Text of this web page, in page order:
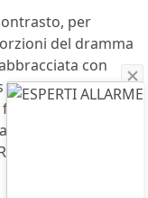
per
del dramma
con
Naturel ha deciso
nello
con